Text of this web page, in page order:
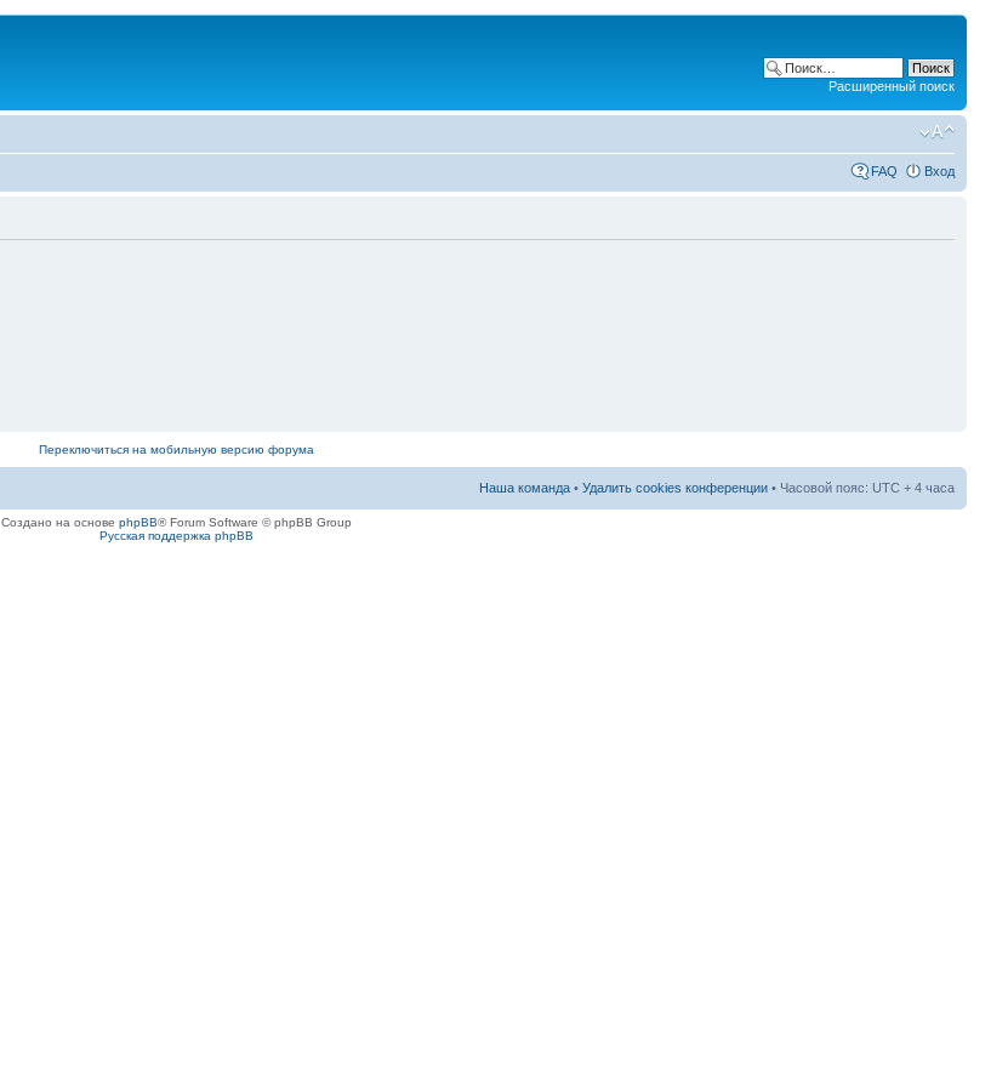
Расширенный поиск
FAQ Вход
Переключиться на мобильную версию форума
Наша команда • Удалить cookies конференции • Часовой пояс: UTC + 4 часа
Создано на основе phpBB® Forum Software © phpBB Group
Русская поддержка phpBB